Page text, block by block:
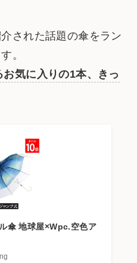
された話題の傘をラン
。
気に入りの1本、きっ
傘 地球屋×Wpc.空色ア